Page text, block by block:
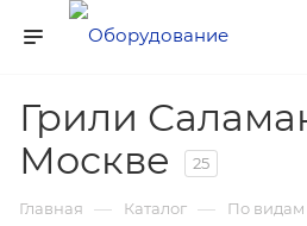
Грили
Москве
25
Главная — Каталог — По видам